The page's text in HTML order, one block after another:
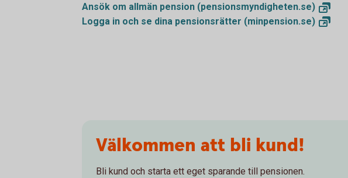
Ansök om allmän pension (pensionsmyndigheten.se)
Logga in och se dina pensionsrätter (minpension.se)
Välkommen att bli kund!
Bli kund och starta ett eget sparande till pensionen.